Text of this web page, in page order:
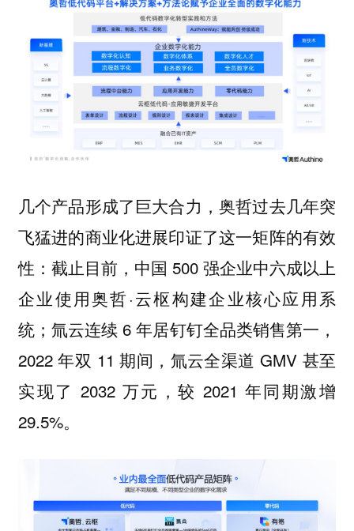
几个产品形成了巨大合力，奥哲过去几年突
飞猛进的商业化进展印证了这一矩阵的有效
性：截止目前，中国 500 强企业中六成以上
企业使用奥哲·云枢构建企业核心应用系
统；氚云连续 6 年居钉钉全品类销售第一，
2022 年双 11 期间，氚云全渠道 GMV 甚至
实现了 2032 万元，较 2021 年同期激增
29.5%。